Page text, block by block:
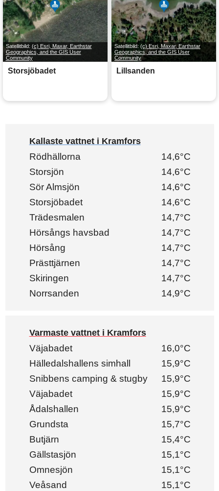
Satellitbild: (c) Esri, Maxar, Earthstar
Geographics, and the GIS User
Community
Storsjöbadet
Satellitbild: (c) Esri, Maxar, Earthstar
Geographics, and the GIS User
Community
Lillsanden
Kallaste vattnet i Kramfors
Rödhällorna
14,6°C
Storsjön
14,6°C
Sör Almsjön
14,6°C
Storsjöbadet
14,6°C
Trädesmalen
14,7°C
Hörsångs havsbad
14,7°C
Hörsång
14,7°C
Prästtjärnen
14,7°C
Skiringen
14,7°C
Norrsanden
14,9°C
Varmaste vattnet i Kramfors
Väjabadet
16,0°C
Hälledalshallens simhall
15,9°C
Snibbens camping & stugby
15,9°C
Väjabadet
15,9°C
Ådalshallen
15,9°C
Grundsta
15,7°C
Butjärn
15,4°C
Gällstasjön
15,1°C
Omnesjön
15,1°C
Veåsand
15,1°C